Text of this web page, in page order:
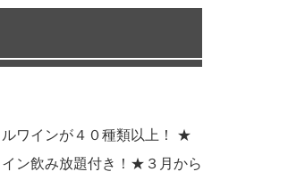
ワインが４０種類以上！ ★
ン飲み放題付き！★３月から